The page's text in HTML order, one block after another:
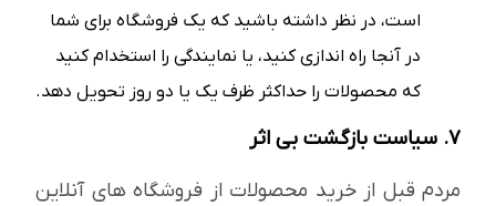
است، در نظر داشته باشید که یک فروشگاه برای شما
در آنجا راه اندازی کنید، یا نمایندگی را استخدام کنید
که محصولات را حداکثر ظرف یک یا دو روز تحویل دهد.
7. سیاست بازگشت بی اثر
مردم قبل از خرید محصولات از فروشگاه های آنلاین